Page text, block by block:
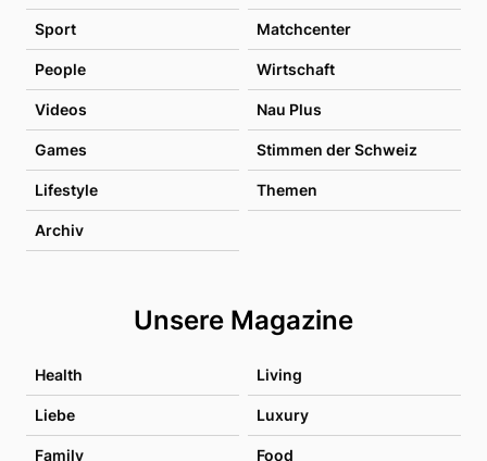
Sport Matchcenter
People Wirtschaft
Videos Nau Plus
Games Stimmen der Schweiz
Lifestyle Themen
Archiv
Unsere Magazine
Health Living
Liebe Luxury
Family Food